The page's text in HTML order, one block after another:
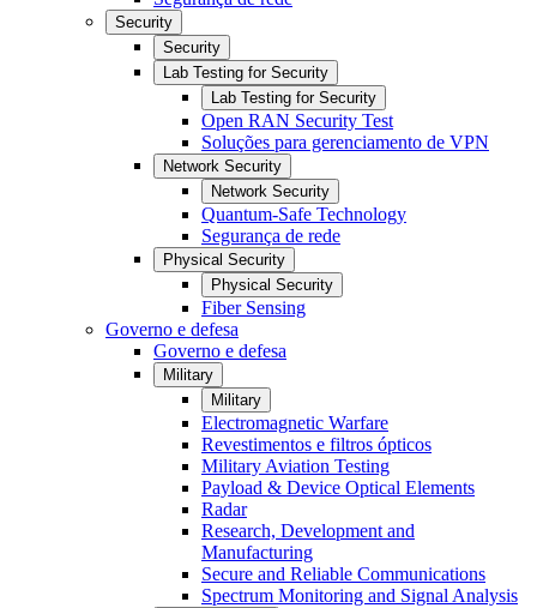
Security
Security
Lab Testing for Security
Lab Testing for Security
Open RAN Security Test
Soluções para gerenciamento de VPN
Network Security
Network Security
Quantum-Safe Technology
Segurança de rede
Physical Security
Physical Security
Fiber Sensing
Governo e defesa
Governo e defesa
Military
Military
Electromagnetic Warfare
Revestimentos e filtros ópticos
Military Aviation Testing
Payload & Device Optical Elements
Radar
Research, Development and
Manufacturing
Secure and Reliable Communications
Spectrum Monitoring and Signal Analysis